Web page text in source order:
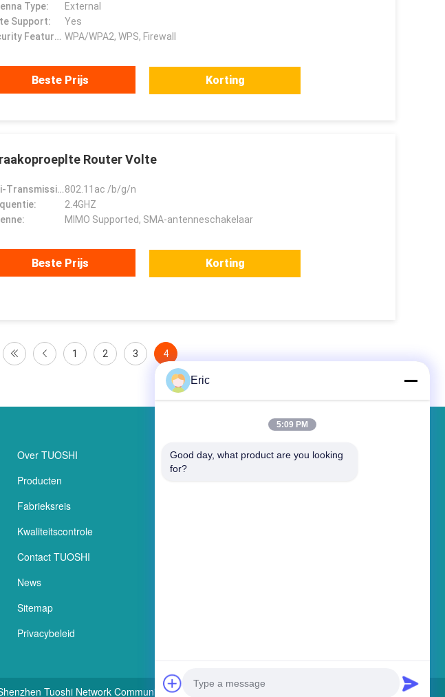
Type:
External
Support:
Yes
Security Features: WPA/WPA2, WPS, Firewall
Beste Prijs Korting
Router Volte
WiFi-Transmissienorm:802.11ac /b/g/n
2.4GHZ
MIMO Supported, SMA-antenneschakelaar
Beste Prijs Korting
1 2 3 4
Over TUOSHI
Producten
Fabrieksreis
Kwaliteitscontrole
Contact TUOSHI
News
Sitemap
Privacybeleid
Laat een bericht achter
Tuoshi Network Communications Co., Ltd . All Rights Reserved.
Eric
5:09 PM
Good day, what product are you looking
for?